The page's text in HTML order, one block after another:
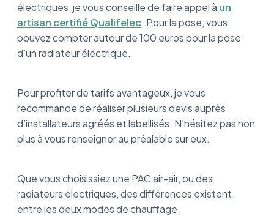
électriques, je vous conseille de faire appel à un
artisan certifié Qualifelec. Pour la pose, vous
pouvez compter autour de 100 euros pour la pose
d’un radiateur électrique.
Pour profiter de tarifs avantageux, je vous
recommande de réaliser plusieurs devis auprès
d’installateurs agréés et labellisés. N’hésitez pas non
plus à vous renseigner au préalable sur eux.
Que vous choisissiez une PAC air-air, ou des
radiateurs électriques, des différences existent
entre les deux modes de chauffage.